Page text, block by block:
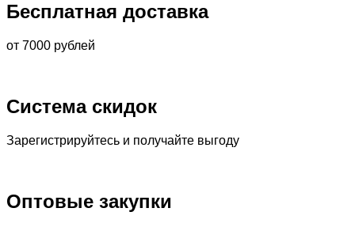
Бесплатная доставка
от 7000 рублей
Система скидок
Зарегистрируйтесь и получайте выгоду
Оптовые закупки